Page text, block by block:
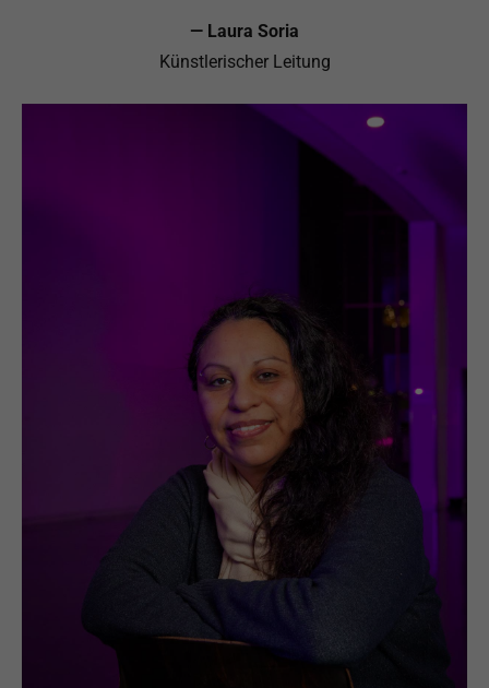
— Laura Soria
Künstlerischer Leitung